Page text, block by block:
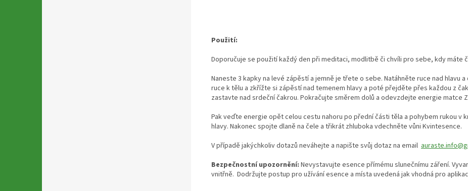
Použití:
Doporučuje se použití každý den při meditaci, modlitbě či chvíli pro sebe, kdy máte
Naneste 3 kapky na levé zápěstí a jemně je třete o sebe. Natáhněte ruce nad hlavu
ruce k tělu a zkřížte si zápěstí nad temenem hlavy a poté přejděte přes každou z
zastavte nad srdeční čakrou. Pokračujte směrem dolů a odevzdejte energie matce
Pak veďte energie opět celou cestu nahoru po přední části těla a pohybem rukou v
hlavy. Nakonec spojte dlaně na čele a třikrát zhluboka vdechněte vůni Kvintesence.
V případě jakýchkoliv dotazů neváhejte a napište svůj dotaz na email
Bezpečnostní upozornění: Nevystavujte esence přímému slunečnímu záření.
vnitřně. Dodržujte postup pro užívání esence a místa uvedená jak vhodná pro